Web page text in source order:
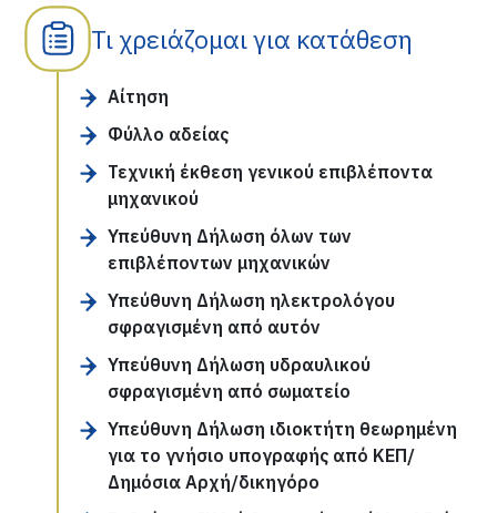
Τι χρειάζομαι για κατάθεση
Αίτηση
Φύλλο αδείας
Τεχνική έκθεση γενικού επιβλέποντα
μηχανικού
Υπεύθυνη Δήλωση όλων των
επιβλέποντων μηχανικών
Υπεύθυνη Δήλωση ηλεκτρολόγου
σφραγισμένη από αυτόν
Υπεύθυνη Δήλωση υδραυλικού
σφραγισμένη από σωματείο
Υπεύθυνη Δήλωση ιδιοκτήτη θεωρημένη
για το γνήσιο υπογραφής από ΚΕΠ/
Δημόσια Αρχή/δικηγόρο